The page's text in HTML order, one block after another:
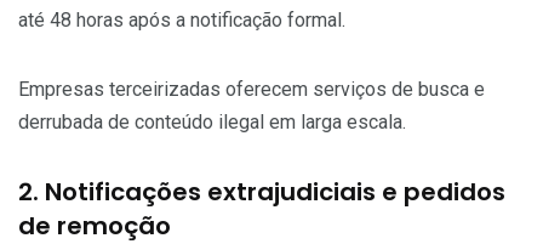
até 48 horas após a notificação formal.
Empresas terceirizadas oferecem serviços de busca e
derrubada de conteúdo ilegal em larga escala.
2. Notificações extrajudiciais e pedidos
de remoção